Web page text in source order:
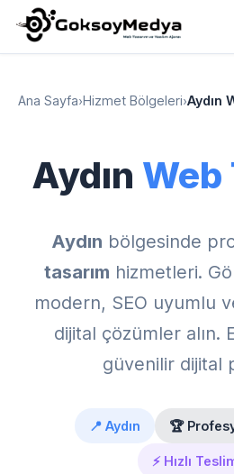
Ana Sayfa›Hizmet Bölgeleri›Aydın
Aydın Web
Aydın bölgesinde
tasarım hizmetleri.
modern, SEO uyumlu
dijital çözümler alın.
güvenilir dijital
📍 Aydın 🏆
⚡ Hızlı